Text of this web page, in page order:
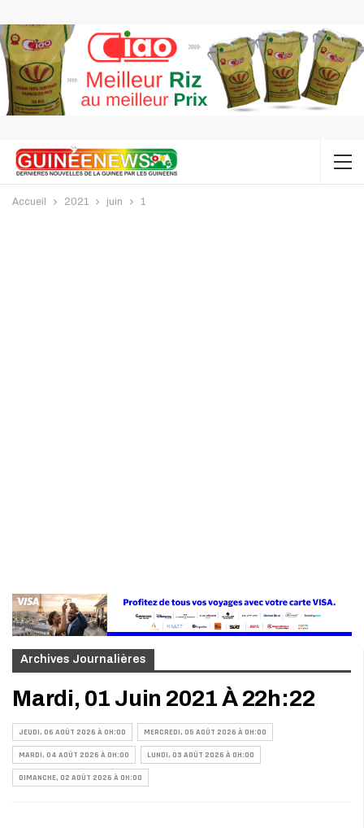
Accueil 2021 juin 1
Archives Journalières
Mardi, 01 Juin 2021 À 22h:22
JEUDI, 06 AOÛT 2026 À 0H:00 MERCREDI, 05 AOÛT 2026 À 0H:00
MARDI, 04 AOÛT 2026 À 0H:00 LUNDI, 03 AOÛT 2026 À 0H:00
DIMANCHE, 02 AOÛT 2026 À 0H:00